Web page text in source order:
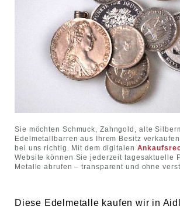
Sie möchten Schmuck, Zahngold, alte
Edelmetallbarren aus Ihrem Besitz
bei uns richtig. Mit dem digitalen
Website können Sie jederzeit tagesaktuelle
Metalle abrufen – transparent und ohne
Diese Edelmetalle kaufen wir in